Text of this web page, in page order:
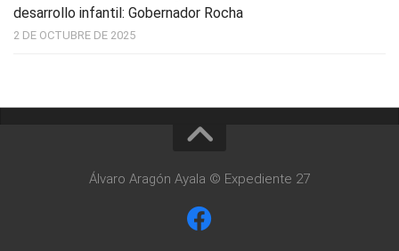
desarrollo infantil: Gobernador Rocha
2 DE OCTUBRE DE 2025
Álvaro Aragón Ayala © Expediente 27